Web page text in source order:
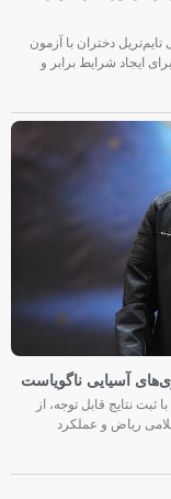
دختران با آزمون
ایجاد شرایط برابر و
نتایج قابل توجه، از
ریاض و عملکرد